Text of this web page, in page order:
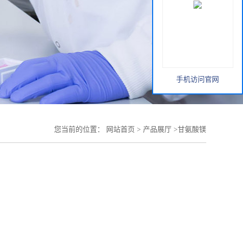
您当前的位置： 网站首页 > 产品展厅 >甘氨酸镁
手机访问官网